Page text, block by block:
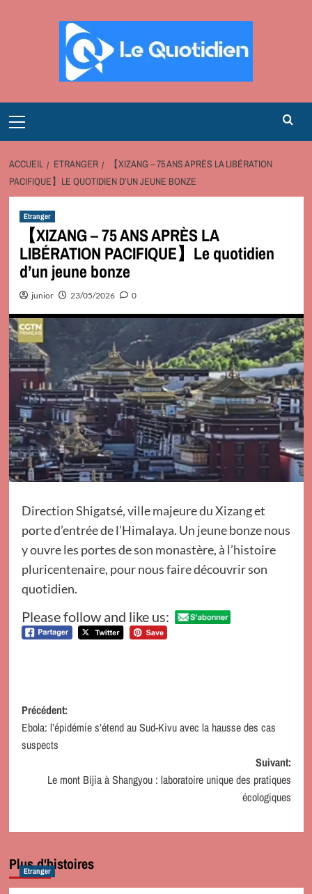
Menu
ACCUEIL ETRANGER
【XIZANG – 75 ANS APRÈS LA LIBÉRATION
PACIFIQUE】LE QUOTIDIEN D’UN JEUNE BONZE
Etranger
【XIZANG – 75 ANS APRÈS LA
LIBÉRATION PACIFIQUE】Le quotidien
d’un jeune bonze
junior 23/05/2026 0
Direction Shigatsé, ville majeure du Xizang et
porte d’entrée de l’Himalaya. Un jeune bonze nous
y ouvre les portes de son monastère, à l’histoire
pluricentenaire, pour nous faire découvrir son
quotidien.
Please follow and like us:
Navigation
d’article
Précédent:
Ebola: l’épidémie s’étend au Sud-Kivu avec la hausse des cas
suspects
Suivant:
Le mont Bijia à Shangyou : laboratoire unique des pratiques
écologiques
Plus d'histoires
Etranger